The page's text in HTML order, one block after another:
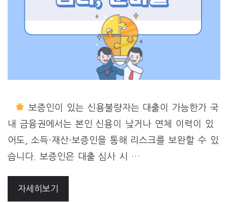
보증인이 있는 신용불량자는 대출이 가능한가 국
내 금융권에서는 본인 신용이 낮거나 연체 이력이 있
어도, 소득·재산·보증인을 통해 리스크를 보완할 수 있
습니다. 보증인은 대출 심사 시 …
자세히보기